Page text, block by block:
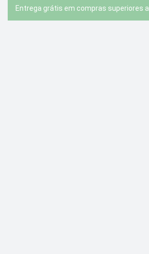
Entrega grátis em compras superiores a